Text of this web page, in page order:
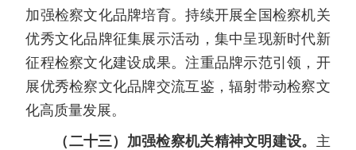
加强检察文化品牌培育。持续开展全国检察机关
优秀文化品牌征集展示活动，集中呈现新时代新
征程检察文化建设成果。注重品牌示范引领，开
展优秀检察文化品牌交流互鉴，辐射带动检察文
化高质量发展。
（二十三）加强检察机关精神文明建设。 主